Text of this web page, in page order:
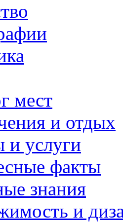
мест
и отдых
и услуги
факты
знания
и